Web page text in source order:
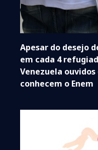
Apesar do desejo
em cada 4
Venezuela
conhecem o Enem